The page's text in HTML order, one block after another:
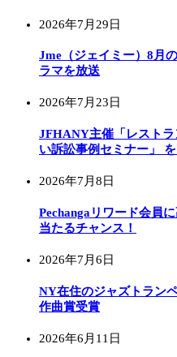
2026年7月29日
Jme（ジェイミー）8月
ラマを放送
2026年7月23日
JFHANY主催「レスト
い訴訟事例セミナー」
2026年7月8日
Pechangaリワード会員
当たるチャンス！
2026年7月6日
NY在住のジャズトラン
作曲賞受賞
2026年6月11日